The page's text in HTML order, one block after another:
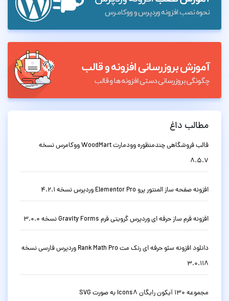
مطالب داغ
قالب فروشگاهی چندمنظوره وودمارت WoodMart ووکامرس نسخه
8.5.7
افزونه صفحه ساز المنتور پرو Elementor Pro وردپرس نسخه 4.2.1
افزونه فرم ساز حرفه ای وردپرس گرویتی فرم Gravity Forms نسخه 3.0.0
دانلود افزونه سئو حرفه ای رنک مث Rank Math Pro وردپرس فارسی نسخه
3.0.118
مجموعه 130 آیکون رایگان Icons8 به صورت SVG